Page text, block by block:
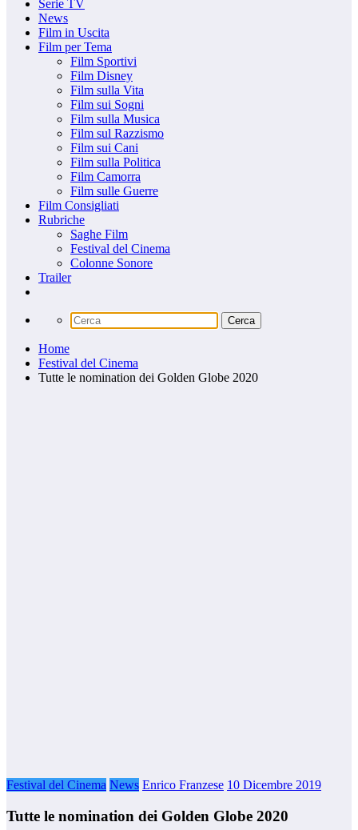
Serie TV
News
Film in Uscita
Film per Tema
Film Sportivi
Film Disney
Film sulla Vita
Film sui Sogni
Film sulla Musica
Film sul Razzismo
Film sui Cani
Film sulla Politica
Film Camorra
Film sulle Guerre
Film Consigliati
Rubriche
Saghe Film
Festival del Cinema
Colonne Sonore
Trailer
Home
Festival del Cinema
Tutte le nomination dei Golden Globe 2020
Festival del Cinema News Enrico Franzese 10 Dicembre 2019
Tutte le nomination dei Golden Globe 2020